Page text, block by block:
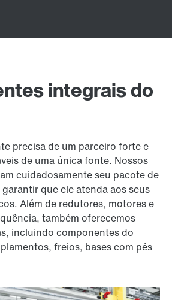
integrais do
precisa de um parceiro forte e
de uma única fonte. Nossos
cuidadosamente seu pacote de
que ele atenda aos seus
Além de redutores, motores e
também oferecemos
incluindo componentes do
freios, bases com pés